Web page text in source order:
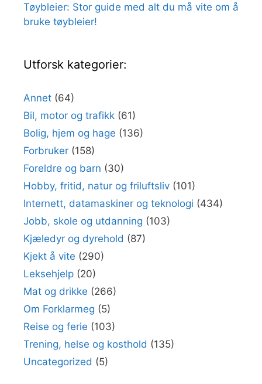
Tøybleier: Stor guide med alt du må vite om å
bruke tøybleier!
Utforsk kategorier:
Annet (64)
Bil, motor og trafikk (61)
Bolig, hjem og hage (136)
Forbruker (158)
Foreldre og barn (30)
Hobby, fritid, natur og friluftsliv (101)
Internett, datamaskiner og teknologi (434)
Jobb, skole og utdanning (103)
Kjæledyr og dyrehold (87)
Kjekt å vite (290)
Leksehjelp (20)
Mat og drikke (266)
Om Forklarmeg (5)
Reise og ferie (103)
Trening, helse og kosthold (135)
Uncategorized (5)